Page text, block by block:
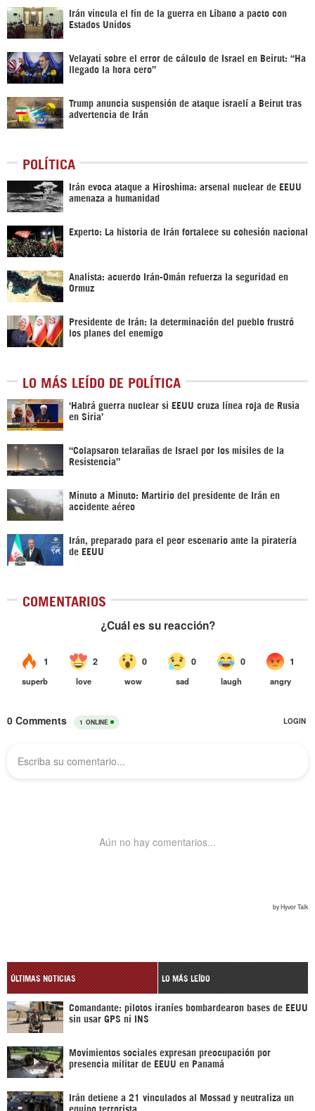
Irán vincula el fin de la guerra en Líbano a pacto con
Estados Unidos
Velayati sobre el error de cálculo de Israel en Beirut: “Ha
llegado la hora cero”
Trump anuncia suspensión de ataque israelí a Beirut tras
advertencia de Irán
POLÍTICA
Irán evoca ataque a Hiroshima: arsenal nuclear de EEUU
amenaza a humanidad
Experto: La historia de Irán fortalece su cohesión nacional
Analista: acuerdo Irán-Omán refuerza la seguridad en
Ormuz
Presidente de Irán: la determinación del pueblo frustró
los planes del enemigo
LO MÁS LEÍDO DE POLÍTICA
‎‘Habrá guerra nuclear si EEUU cruza línea roja de Rusia
en Siria’‎
“Colapsaron telarañas de Israel por los misiles de la
Resistencia”
Minuto a Minuto: Martirio del presidente de Irán en
accidente aéreo
Irán, preparado para el peor escenario ante la piratería
de EEUU
COMENTARIOS
ÚLTIMAS NOTICIAS LO MÁS LEÍDO
Comandante: pilotos iraníes bombardearon bases de EEUU
sin usar GPS ni INS
Movimientos sociales expresan preocupación por
presencia militar de EEUU en Panamá
Irán detiene a 21 vinculados al Mossad y neutraliza un
equipo terrorista